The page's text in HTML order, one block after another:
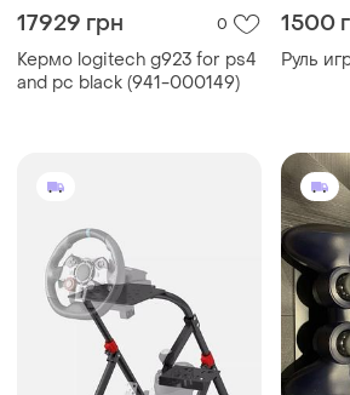
17929 грн 0
Кермо logitech g923 for ps4
and pc black (941-000149)
1500
Руль